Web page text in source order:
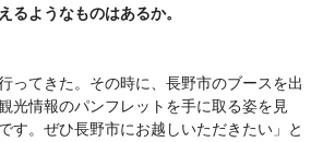
るようなものはあるか。
ってきた。その時に、長野市のブースを出
光情報のパンフレットを手に取る姿を見
す。ぜひ長野市にお越しいただきたい」と